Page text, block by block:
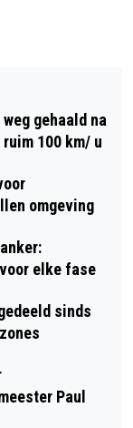
7 JUNI
KANSEN
gehaald na
100 km/ u
omgeving
elke fase
sinds
Paul